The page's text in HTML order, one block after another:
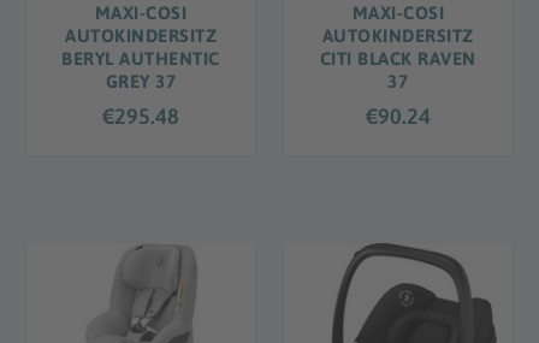
MAXI-COSI
AUTOKINDERSITZ
BERYL AUTHENTIC
GREY 37
€295.48
MAXI-COSI
AUTOKINDERSITZ
CITI BLACK RAVEN
37
€90.24